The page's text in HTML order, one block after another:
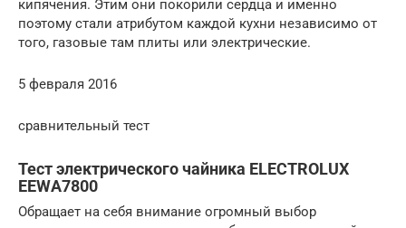
кипячения. Этим они покорили сердца и именно
поэтому стали атрибутом каждой кухни независимо от
того, газовые там плиты или электрические.
5 февраля 2016
сравнительный тест
Тест электрического чайника ELECTROLUX
EEWA7800
Обращает на себя внимание огромный выбор